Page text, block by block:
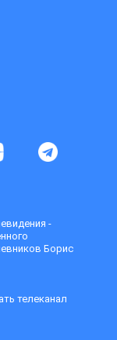
-
Борис
телеканал